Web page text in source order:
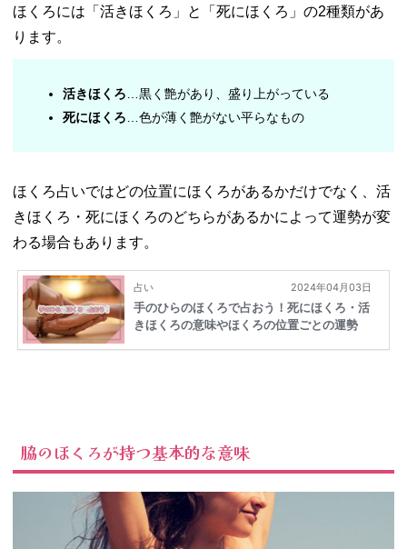
ほくろ
− 鎖骨の上
にあるほく
ろ
− 耳のうし
ろにあるほ
意！？悪運を呼
ぶほくろの位置3
選
くろ
− 鼻先にあ
るほくろ
− 生え際に
恵まれるかも！
ほくろには「活きほくろ」と「死にほくろ」の2種類があ
ります。
活きほくろ…黒く艶があり、盛り上がっている
死にほくろ…色が薄く艶がない平らなもの
ほくろ占いではどの位置にほくろがあるかだけでなく、活
きほくろ・死にほくろのどちらがあるかによって運勢が変
わる場合もあります。
脇のほくろが持つ基本的な意味